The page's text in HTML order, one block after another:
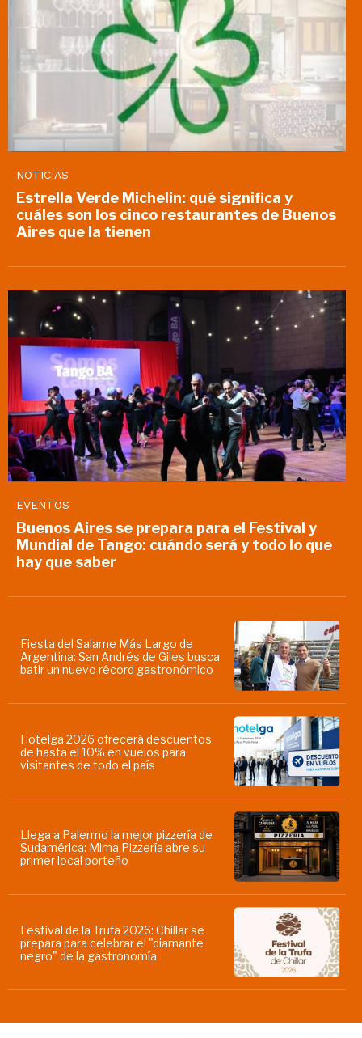
NOTICIAS
Estrella Verde Michelin: qué significa y
cuáles son los cinco restaurantes de Buenos
Aires que la tienen
EVENTOS
Buenos Aires se prepara para el Festival y
Mundial de Tango: cuándo será y todo lo que
hay que saber
Fiesta del Salame Más Largo de
Argentina: San Andrés de Giles busca
batir un nuevo récord gastronómico
Hotelga 2026 ofrecerá descuentos
de hasta el 10% en vuelos para
visitantes de todo el país
Llega a Palermo la mejor pizzería de
Sudamérica: Mima Pizzería abre su
primer local porteño
Festival de la Trufa 2026: Chillar se
prepara para celebrar el "diamante
negro" de la gastronomía